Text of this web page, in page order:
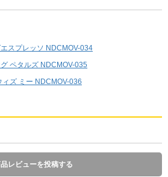
スプレッソ NDCMOV-034
ペタルズ NDCMOV-035
ズ ミー NDCMOV-036
レビューを投稿する